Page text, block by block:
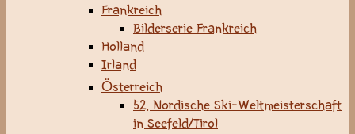
Frankreich
Bilderserie Frankreich
Holland
Irland
Österreich
52. Nordische Ski-Weltmeisterschaft
in Seefeld/Tirol